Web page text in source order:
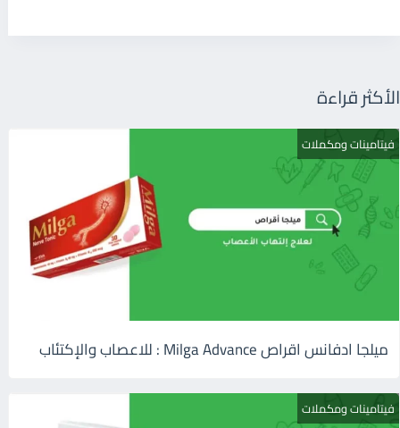
الأكثر قراءة
فيتامينات ومكملات
ميلجا ادفانس اقراص Milga Advance : للاعصاب والإكتئاب
فيتامينات ومكملات